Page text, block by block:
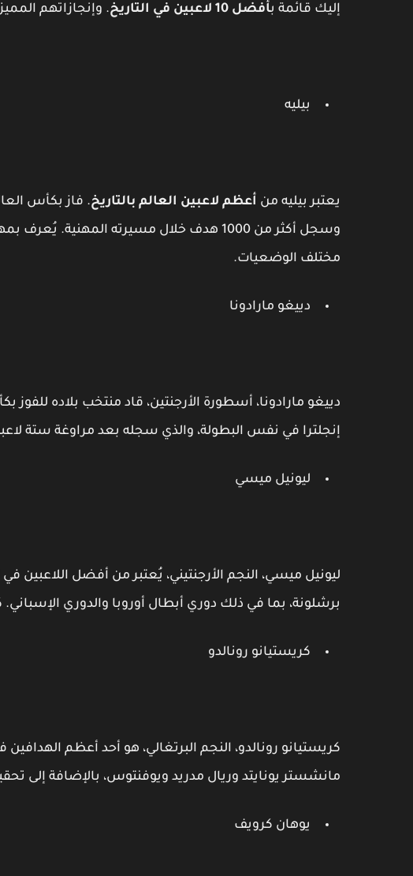
إليك قائمة بأفضل 10 لاعبين في التاريخ . وإنجازاتهم
بيليه
يعتبر بيليه من أعظم لاعبين العالم بالتاريخ
وسجل أكثر من 1000 هدف خلال مسيرته المهنية.
مختلف الوضعيات.
دييغو مارادونا
إنجلترا في نفس البطولة، والذي سجله بعد مراوغة ستة
ليونيل ميسي
ليونيل ميسي، النجم الأرجنتيني، يُعتبر من أفضل اللاعبين
برشلونة، بما في ذلك دوري أبطال أوروبا والدوري
كريستيانو رونالدو
كريستيانو رونالدو، النجم البرتغالي، هو أحد أعظم
مانشستر يونايتد وريال مدريد ويوفنتوس، بالإضافة إلى
يوهان كرويف